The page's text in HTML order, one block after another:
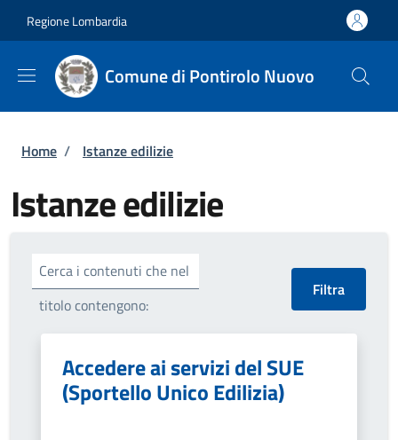
Regione Lombardia
Comune di Pontirolo Nuovo
Briciole di pane
Home / Istanze edilizie
Istanze edilizie
Cerca i contenuti che nel
titolo contengono:
Accedere ai servizi del SUE
(Sportello Unico Edilizia)